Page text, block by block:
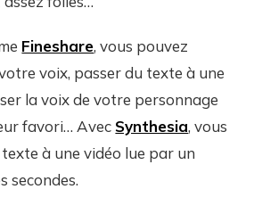
Fineshare, vous pouvez
voix, passer du texte à une
la voix de votre personnage
favori… Avec Synthesia, vous
à une vidéo lue par un
secondes.